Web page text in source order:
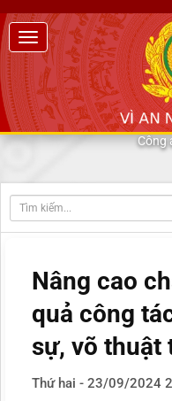
Công
Nâng cao
quả công
sự, võ thuật
Thứ hai - 23/09/2024